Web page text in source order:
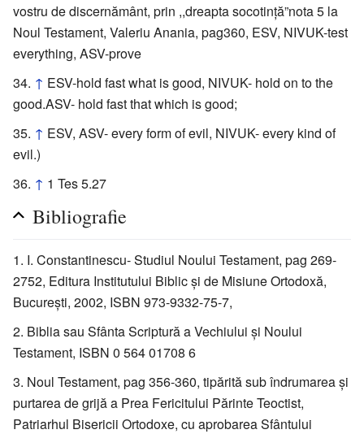
vostru de discernământ, prin ,,dreapta socotinţă”nota 5 la
Noul Testament, Valeriu Anania, pag360, ESV, NIVUK-test
everything, ASV-prove
↑ ESV-hold fast what is good, NIVUK- hold on to the
good.ASV- hold fast that which is good;
↑ ESV, ASV- every form of evil, NIVUK- every kind of
evil.)
↑ 1 Tes 5.27
Bibliografie
I. Constantinescu- Studiul Noului Testament, pag 269-
2752, Editura Institutului Biblic şi de Misiune Ortodoxă,
Bucureşti, 2002, ISBN 973-9332-75-7,
Biblia sau Sfânta Scriptură a Vechiului şi Noului
Testament, ISBN 0 564 01708 6
Noul Testament, pag 356-360, tipărită sub îndrumarea şi
purtarea de grijă a Prea Fericitului Părinte Teoctist,
Patriarhul Bisericii Ortodoxe, cu aprobarea Sfântului